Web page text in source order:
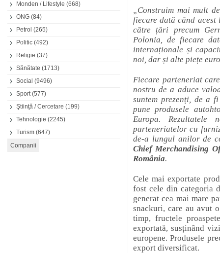
Monden / Lifestyle (668)
ONG (84)
Petrol (265)
Politic (492)
Religie (37)
Sănătate (1713)
Social (9496)
Sport(577)
Ştiinţă / Cercetare (199)
Tehnologie (2245)
Turism (647)
„Construim mai mult
fiecare dată când
către țări precum
Polonia, de fiecare
internaționale și
noi, dar și alte piețe
Fiecare parteneriat
nostru de a aduce
suntem prezenți, de a
pune produsele
Europa. Rezultatele
parteneriatelor cu
de-a lungul anilor de
Chief Merchandising
România.
Cele mai exportate
fost cele din categoria
generat cea mai mare
snackuri, care au avut
timp, fructele
exportată, susținând
europene. Produsele
export diversificat.